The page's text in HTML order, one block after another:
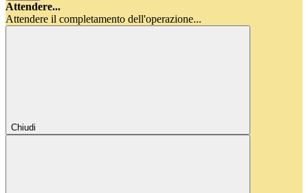
Attendere...
Attendere il completamento dell'operazione...
Chiudi